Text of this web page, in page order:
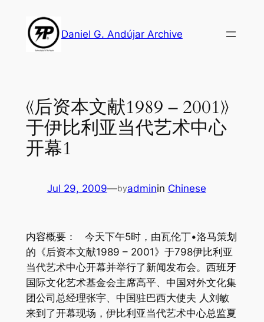
content
Daniel G. Andújar Archive
《后资本文献1989 – 2001》
于伊比利亚当代艺术中心
开幕1
Jul 29, 2009—byadminin Chinese
内容概要： 今天下午5时，由瓦伦丁•洛马策划
的《后资本文献1989 – 2001》于798伊比利亚
当代艺术中心开幕并举行了新闻发布会。西班牙
国际文化艺术基金会主席高平、中国对外文化集
团公司总经理张宇、中国驻巴西大使夫 人刘敏
来到了开幕现场，伊比利亚当代艺术中心总监夏